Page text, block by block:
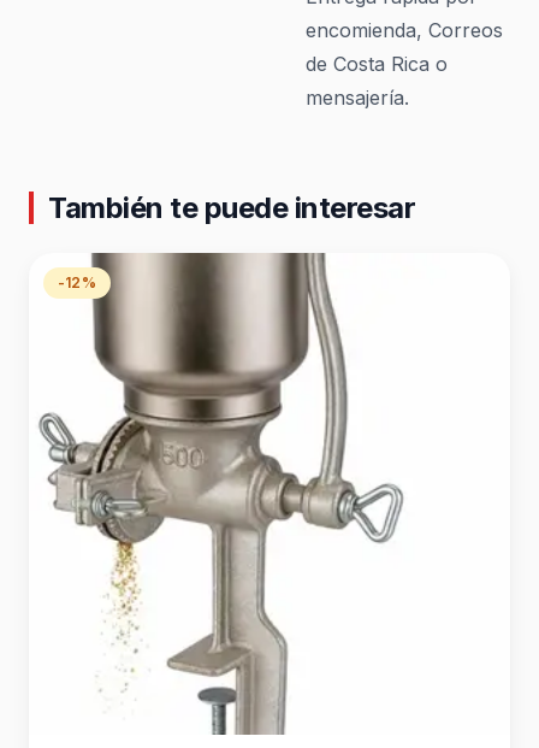
encomienda, Correos
de Costa Rica o
mensajería.
También te puede interesar
-12%